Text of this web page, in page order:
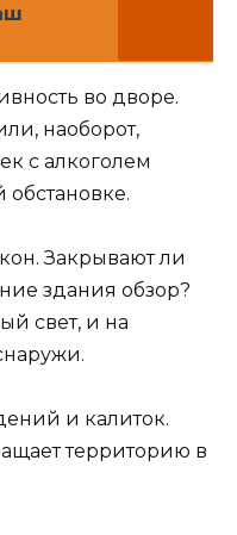
во дворе.
наоборот,
с алкоголем
обстановке.
Закрывают ли
здания обзор?
свет, и на
и калиток.
территорию в